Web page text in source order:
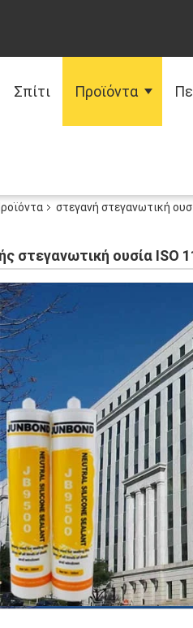
Σπίτι Προϊόντα
στεγανή στεγανωτική
στεγανωτική ουσία ISO